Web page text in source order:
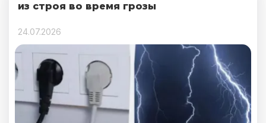
из строя во время грозы
24.07.2026